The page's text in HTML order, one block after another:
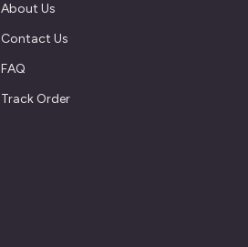
About Us
Contact Us
FAQ
Track Order